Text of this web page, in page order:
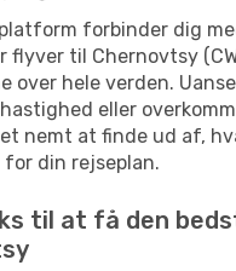
forbinder dig
flyver til Chernovtsy
over hele verden.
eller
nemt at finde ud af,
din rejseplan.
til at få den